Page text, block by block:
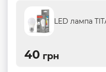
LED лампа
40 грн